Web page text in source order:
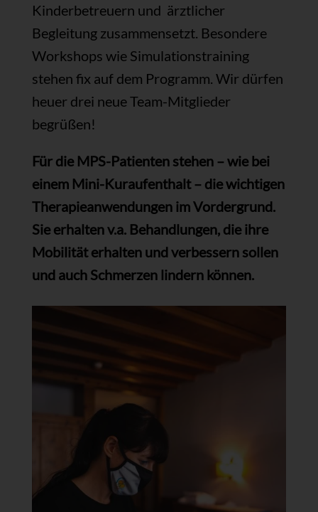
Kinderbetreuern und ärztlicher
Begleitung zusammensetzt. Besondere
Workshops wie Simulationstraining
stehen fix auf dem Programm. Wir dürfen
heuer drei neue Team-Mitglieder
begrüßen!
Für die MPS-Patienten stehen – wie bei
einem Mini-Kuraufenthalt – die wichtigen
Therapieanwendungen im Vordergrund.
Sie erhalten v.a. Behandlungen, die ihre
Mobilität erhalten und verbessern sollen
und auch Schmerzen lindern können.